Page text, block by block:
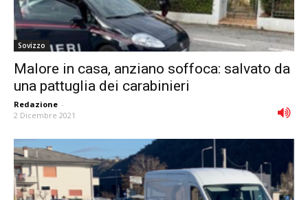
Sovizzo
Malore in casa, anziano soffoca: salvato da
una pattuglia dei carabinieri
Redazione -
2 Dicembre 2021